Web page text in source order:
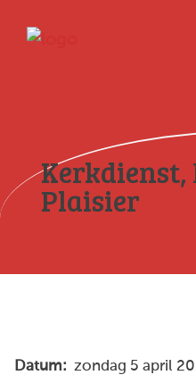
Kerkdienst,
Plaisier
Datum: zondag 5 april